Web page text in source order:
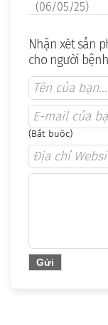
(06/05/25)
Nhận xét sản
cho người
(Bắt buộc)